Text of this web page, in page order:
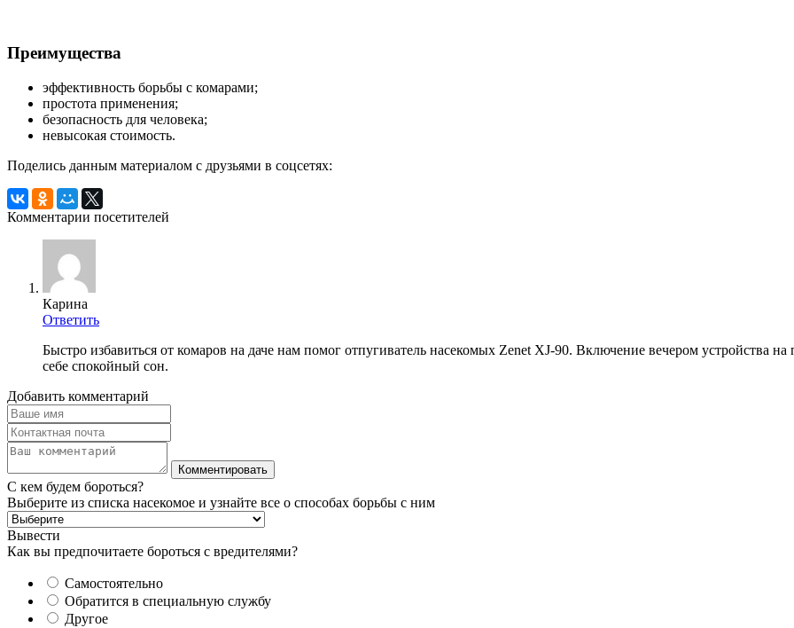
Преимущества
эффективность борьбы с комарами;
простота применения;
безопасность для человека;
невысокая стоимость.
Поделись данным материалом с друзьями в соцсетях:
Комментарии посетителей
Карина
Ответить
Быстро избавиться от комаров на даче нам помог отпугиватель насекомых Zenet XJ-90. Включение вечером устройства на
себе спокойный сон.
Добавить комментарий
С кем будем бороться?
Выберите из списка насекомое и узнайте все о способах борьбы с ним
Вывести
Как вы предпочитаете бороться с вредителями?
Самостоятельно
Обратится в специальную службу
Другое